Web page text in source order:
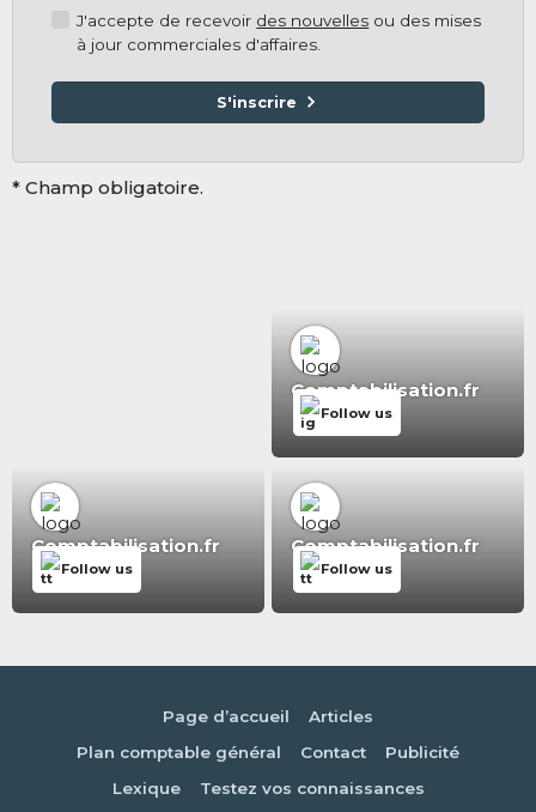
J'accepte de recevoir des nouvelles ou des mises
à jour commerciales d'affaires.
S'inscrire
* Champ obligatoire.
Comptabilisation.fr
Follow us
Comptabilisation.fr
Follow us
Comptabilisation.fr
Follow us
Page d’accueil
Articles
Plan comptable général
Contact
Publicité
Lexique
Testez vos connaissances